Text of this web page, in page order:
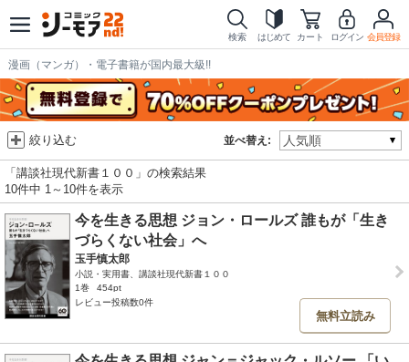
検索 はじめて カート ログイン 会員登録
漫画（マンガ）・電子書籍が国内最大級!!
並べ替え:
絞り込む
「講談社現代新書１００」の検索結果
10件中 1～10件を表示
今を生きる思想 ジョン・ロールズ 誰もが「生き
づらくない社会」へ
玉手慎太郎
小説・実用書、講談社現代新書１００
1巻
454pt
レビュー投稿数0件
無料立読み